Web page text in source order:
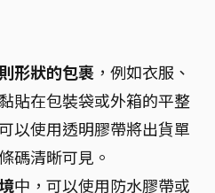
形狀的包裹 ，例如衣服、
貼在包裝袋或外箱的平整
以使用透明膠帶將出貨單
碼清晰可見。
中，可以使用防水膠帶或